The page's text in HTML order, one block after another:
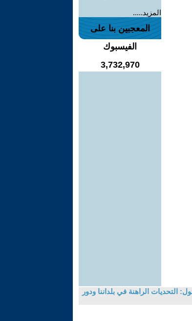
المزيد.....
المعجبين بنا على
الفيسبوك
3,732,970
التحديات الراهنة في بلداننا ودور